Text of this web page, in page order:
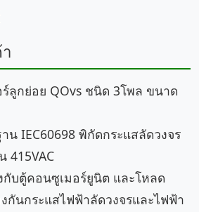
ร์ลูกย่อย QOvs ชนิด 3โพล ขนาด
น IEC60698 พิกัดกระแสลัดวงจร
415VAC
บตู้คอนซูเมอร์ยูนิต และโหลด
งกันกระแสไฟฟ้าลัดวงจรและไฟฟ้า